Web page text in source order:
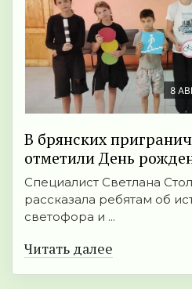
8
В брянских
отметили День
Специалист Светлана
рассказала ребятам об
светофора и ...
Читать далее